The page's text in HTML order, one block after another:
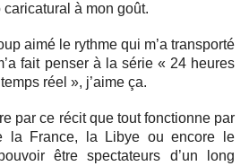
caricatural à mon goût.
aimé le rythme qui m’a transporté
fait penser à la série « 24 heures
réel », j’aime ça.
par ce récit que tout fonctionne par
la France, la Libye ou encore le
être spectateurs d’un long